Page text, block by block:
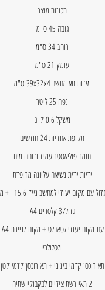
תכונות מוצר
גובה 45 ס"מ
רוחב 34 ס"מ
עומק 21 ס"מ
מידות תא מחשב 39x32x4 ס"מ
נפח 25 ליטר
משקל 0.6 ק"ג
תקופת אחריות 24 חודשים
חומר פוליאסטר עמיד ודוחה מים
ידיות ידית נשיאה עליונה מרופדת
גדול/3 קלסרים A4
ולסלולרי
תא רוכסן קדמי בינוני + תא רוכסן קדמי קטן
2 תאי רשת צידיים לבקבוקי שתיה